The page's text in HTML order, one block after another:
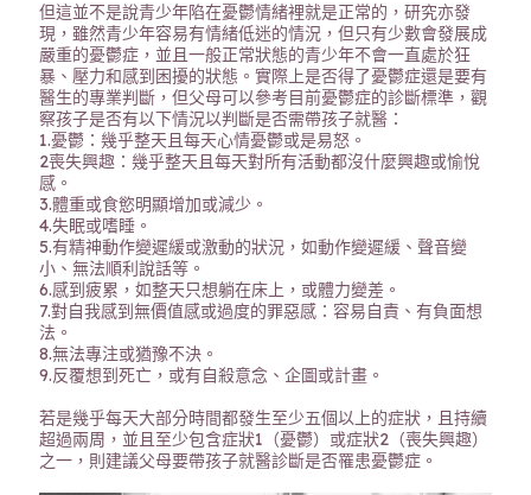
但這並不是說青少年陷在憂鬱情緒裡就是正常的，研究亦發
現，雖然青少年容易有情緒低迷的情況，但只有少數會發展成
嚴重的憂鬱症，並且一般正常狀態的青少年不會一直處於狂
暴、壓力和感到困擾的狀態。實際上是否得了憂鬱症還是要有
醫生的專業判斷，但父母可以參考目前憂鬱症的診斷標準，觀
察孩子是否有以下情況以判斷是否需帶孩子就醫：
1.憂鬱：幾乎整天且每天心情憂鬱或是易怒。
2喪失興趣：幾乎整天且每天對所有活動都沒什麼興趣或愉悅
感。
3.體重或食慾明顯增加或減少。
4.失眠或嗜睡。
5.有精神動作變遲緩或激動的狀況，如動作變遲緩、聲音變
小、無法順利說話等。
6.感到疲累，如整天只想躺在床上，或體力變差。
7.對自我感到無價值感或過度的罪惡感：容易自責、有負面想
法。
8.無法專注或猶豫不決。
9.反覆想到死亡，或有自殺意念、企圖或計畫。
若是幾乎每天大部分時間都發生至少五個以上的症狀，且持續
超過兩周，並且至少包含症狀1（憂鬱）或症狀2（喪失興趣）
之一，則建議父母要帶孩子就醫診斷是否罹患憂鬱症。